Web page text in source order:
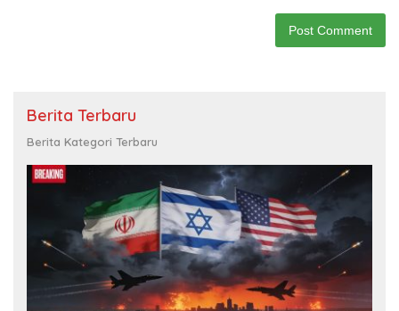
Berita Terbaru
Berita Kategori Terbaru